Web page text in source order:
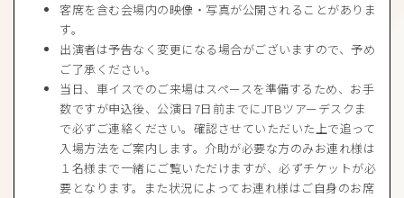
客席を含む会場内の映像・写真が公開されることがありま
す。
出演者は予告なく変更になる場合がございますので、予め
ご了承ください。
当日、車イスでのご来場はスペースを準備するため、お手
数ですが申込後、公演日7日前までにJTBツアーデスクま
で必ずご連絡ください。確認させていただいた上で追って
入場方法をご案内します。介助が必要な方のみお連れ様は
１名様まで一緒にご覧いただけますが、必ずチケットが必
要となります。また状況によってお連れ様はご自身のお席